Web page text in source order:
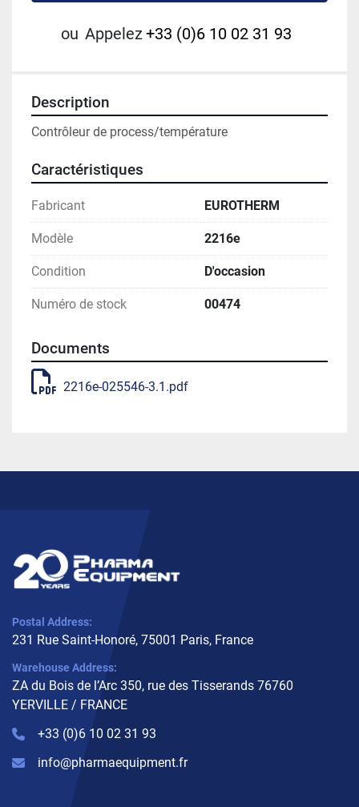
ou Appelez+33 (0)6 10 02 31 93
Description
Contrôleur de process/température
Caractéristiques
Fabricant EUROTHERM
Modèle 2216e
Condition D'occasion
Numéro de stock 00474
Documents
2216e-025546-3.1.pdf
Postal Address:
231 Rue Saint-Honoré, 75001 Paris, France
Warehouse Address:
ZA du Bois de l’Arc 350, rue des Tisserands 76760
YERVILLE / FRANCE
+33 (0)6 10 02 31 93
info@pharmaequipment.fr